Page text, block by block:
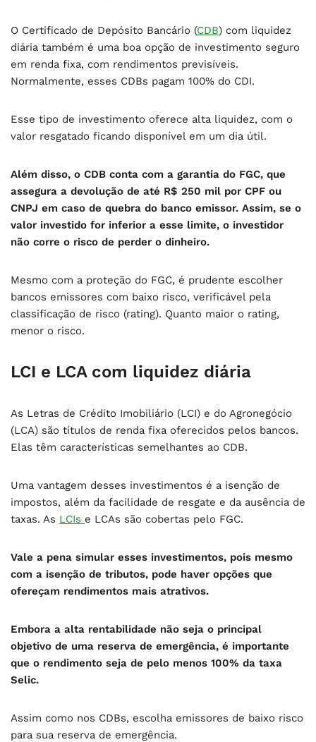
O Certificado de Depósito Bancário (CDB) com liquidez
diária também é uma boa opção de investimento seguro
em renda fixa, com rendimentos previsíveis.
Normalmente, esses CDBs pagam 100% do CDI.
Esse tipo de investimento oferece alta liquidez, com o
valor resgatado ficando disponível em um dia útil.
Além disso, o CDB conta com a garantia do FGC, que
assegura a devolução de até R$ 250 mil por CPF ou
CNPJ em caso de quebra do banco emissor. Assim, se o
valor investido for inferior a esse limite, o investidor
não corre o risco de perder o dinheiro.
Mesmo com a proteção do FGC, é prudente escolher
bancos emissores com baixo risco, verificável pela
classificação de risco (rating). Quanto maior o rating,
menor o risco.
LCI e LCA com liquidez diária
As Letras de Crédito Imobiliário (LCI) e do Agronegócio
(LCA) são títulos de renda fixa oferecidos pelos bancos.
Elas têm características semelhantes ao CDB.
Uma vantagem desses investimentos é a isenção de
impostos, além da facilidade de resgate e da ausência de
taxas. As LCIs e LCAs são cobertas pelo FGC.
Vale a pena simular esses investimentos, pois mesmo
com a isenção de tributos, pode haver opções que
ofereçam rendimentos mais atrativos.
Embora a alta rentabilidade não seja o principal
objetivo de uma reserva de emergência, é importante
que o rendimento seja de pelo menos 100% da taxa
Selic.
Assim como nos CDBs, escolha emissores de baixo risco
para sua reserva de emergência.